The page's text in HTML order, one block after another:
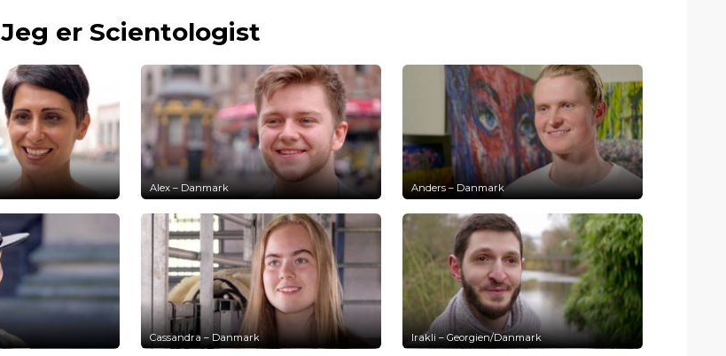
Jeg er Scientologist
Alex – Danmark Anders – Danmark
Cassandra – Danmark Irakli – Georgien/Danmark